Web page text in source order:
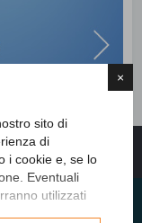
×
sito di
di
i cookie e, se lo
Eventuali
utilizzati
orari sono UTC+02:00